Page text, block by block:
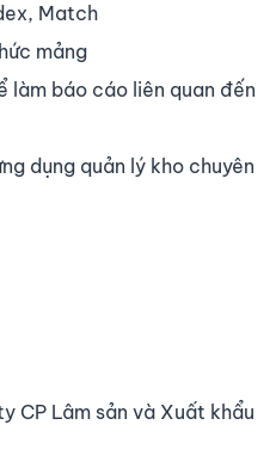
Match
mảng
làm báo cáo liên quan đến
dụng quản lý kho chuyên
CP Lâm sản và Xuất khẩu